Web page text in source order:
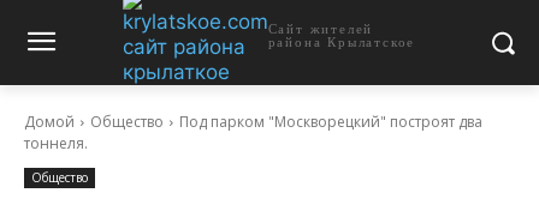
Сайт жителей
района Крылатское
Домой Общество
Под парком "Москворецкий" построят два
тоннеля.
Общество